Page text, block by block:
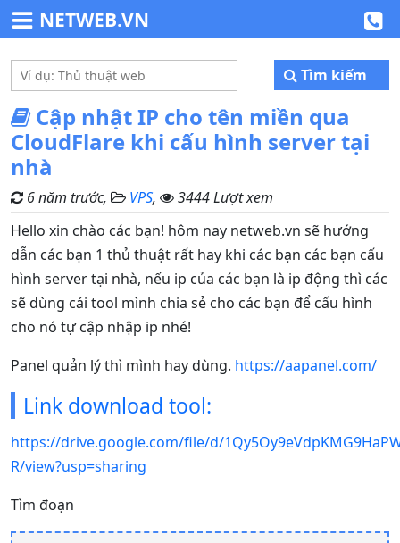
NETWEB.VN
Tìm kiếm
Cập nhật IP cho tên miền qua
CloudFlare khi cấu hình server tại
nhà
6 năm trước, VPS,
3444 Lượt xem
Hello xin chào các bạn! hôm nay netweb.vn sẽ hướng
dẫn các bạn 1 thủ thuật rất hay khi các bạn các bạn cấu
hình server tại nhà, nếu ip của các bạn là ip động thì các
sẽ dùng cái tool mình chia sẻ cho các bạn để cấu hình
cho nó tự cập nhập ip nhé!
Panel quản lý thì mình hay dùng. https://aapanel.com/
Link download tool:
https://drive.google.com/file/d/
R/view?usp=sharing
Tìm đoạn